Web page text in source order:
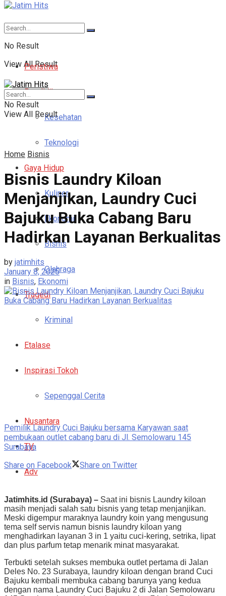
No Result
View All Result
Peristiwa
Pendidikan
Kesehatan
Teknologi
Gaya Hidup
Kuliner
Ekonomi
Bisnis
Olahraga
Tragedi
Kriminal
Etalase
Inspirasi Tokoh
Sepenggal Cerita
Nusantara
TV
Adv
No Result
View All Result
Home Bisnis
Bisnis Laundry Kiloan
Menjanjikan, Laundry Cuci
Bajuku Buka Cabang Baru
Hadirkan Layanan Berkualitas
by jatimhits
January 8, 2025
in Bisnis, Ekonomi
Pemilik Laundry Cuci Bajuku bersama Karyawan saat
pembukaan outlet cabang baru di Jl. Semolowaru 145
Surabaya
Share on Facebook
Share on Twitter
Jatimhits.id (Surabaya) – Saat ini bisnis Laundry kiloan
masih menjadi salah satu bisnis yang tetap menjanjikan.
Meski digempur maraknya laundry koin yang mengusung
tema self servis namun bisnis laundry kiloan yang
menghadirkan layanan 3 in 1 yaitu cuci-kering, setrika, lipat
dan plus parfum tetap menarik minat masyarakat.
Terbukti setelah sukses membuka outlet pertama di Jalan
Deles No. 23 Surabaya, laundry kiloan dengan brand Cuci
Bajuku kembali membuka cabang barunya yang kedua
dengan nama Laundry Cuci Bajuku 2 di Jalan Semolowaru